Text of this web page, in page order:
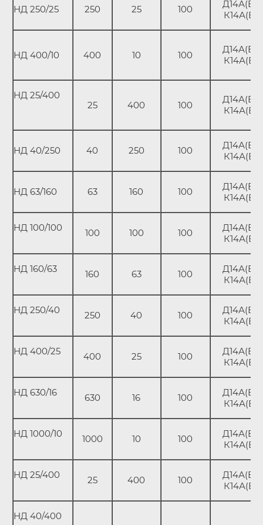
НД 250/25 250 25 100
Д14А(В);
К14А(В)
НД 400/10 400 10 100
Д14А(В);
К14А(В)
НД 25/400
25
400 100
Д14А(В);
К14А(В)
НД 40/250 40 250 100
Д14А(В);
К14А(В)
НД 63/160 63 160 100
Д14А(В);
К14А(В)
НД 100/100 100 100 100
Д14А(В);
К14А(В)
НД 160/63 160 63 100
Д14А(В);
К14А(В)
НД 250/40 250 40 100
Д14А(В);
К14А(В)
НД 400/25 400 25 100
Д14А(В);
К14А(В)
НД 630/16 630 16 100
Д14А(В);
К14А(В)
НД 1000/10 1000 10 100
Д14А(В);
К14А(В)
НД 25/400 25 400 100
Д14А(В);
К14А(В)
НД 40/400